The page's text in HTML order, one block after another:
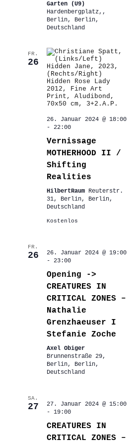
Garten (U9)
Hardenbergplatz,,
Berlin, Berlin,
Deutschland
FR.
26
26. Januar 2024 @ 18:00
- 22:00
Vernissage
MOTHERHOOD II /
Shifting
Realities
HilbertRaum Reuterstr.
31, Berlin, Berlin,
Deutschland
Kostenlos
FR.
26
26. Januar 2024 @ 19:00
- 23:00
Opening ->
CREATURES IN
CRITICAL ZONES –
Nathalie
Grenzhaeuser I
Stefanie Zoche
Axel Obiger
Brunnenstraße 29,
Berlin, Berlin,
Deutschland
SA.
27
27. Januar 2024 @ 15:00
- 19:00
CREATURES IN
CRITICAL ZONES –